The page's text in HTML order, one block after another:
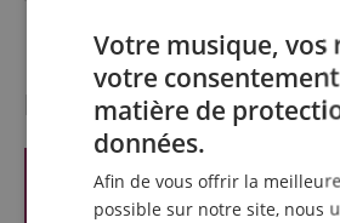
l'évaluation des clients
Votre musique, vos
votre
matière de
données.
Afin de vous offrir la
possible sur notre site, nous